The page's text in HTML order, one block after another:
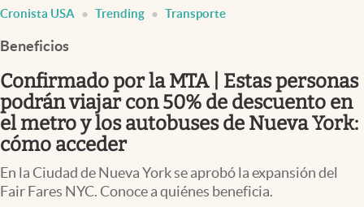
Espiritual
Streaming
Lifestyle
Cronista USA Trending Transporte
Beneficios
Confirmado por la MTA | Estas personas
podrán viajar con 50% de descuento en
el metro y los autobuses de Nueva York:
cómo acceder
En la Ciudad de Nueva York se aprobó la expansión del
Fair Fares NYC. Conoce a quiénes beneficia.